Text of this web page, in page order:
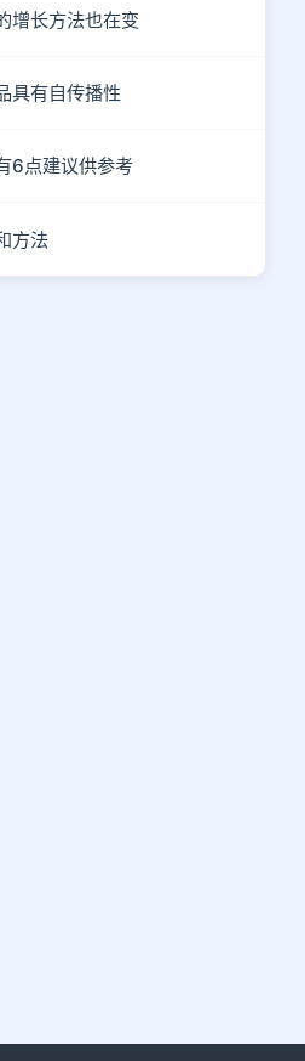
增长方法也在变
具有自传播性
6点建议供参考
方法